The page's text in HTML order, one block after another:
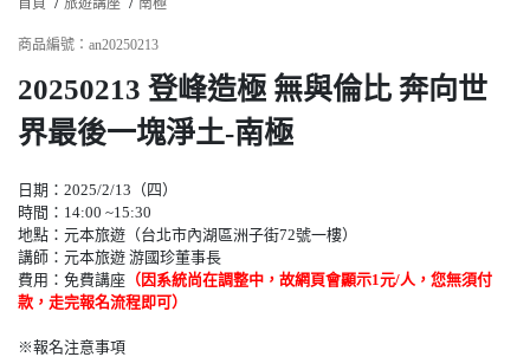
首頁 旅遊講座 南極
商品編號：an20250213
20250213 登峰造極 無與倫比 奔向世
界最後一塊淨土-南極
日期：2025/2/13（四）
時間：14:00 ~15:30
地點：元本旅遊（台北市內湖區洲子街72號一樓）
講師：元本旅遊 游國珍董事長
費用：免費講座 （因系統尚在調整中，故網頁會顯示1元/人，您無須付
款，走完報名流程即可）
※報名注意事項